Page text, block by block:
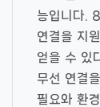
능입니다.
연결을 지
얻을 수 있
무선 연결
필요와 환